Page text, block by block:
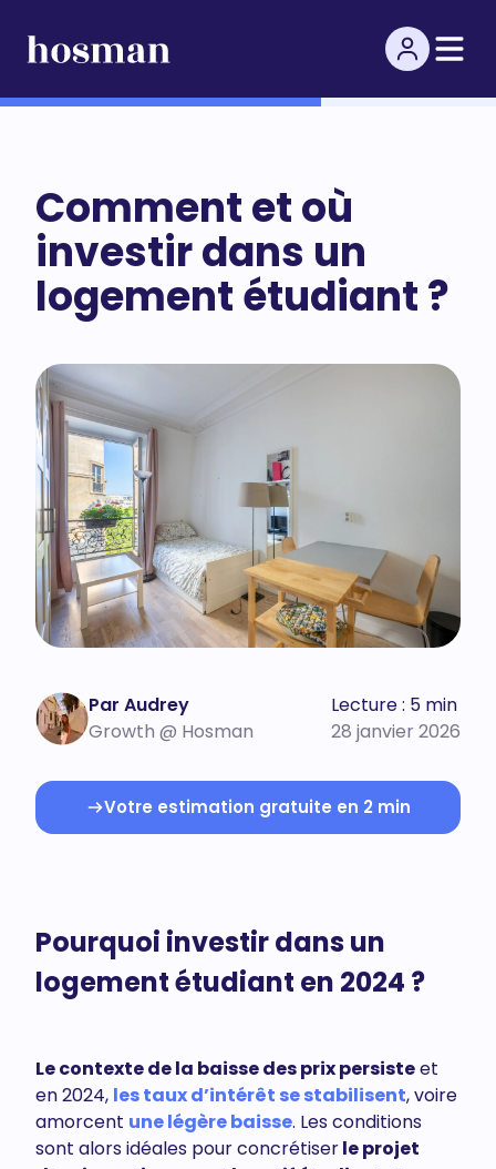
Comment et où
investir dans un
logement étudiant ?
Par Audrey
Growth @ Hosman
Lecture : 5 min
28 janvier 2026
Votre estimation gratuite en 2 min
Pourquoi investir dans un
logement étudiant en 2024 ?
Le contexte de la baisse des prix persisteet
en 2024, les taux d’intérêt se stabilisent, voire
amorcent une légère baisse. Les conditions
sont alors idéales pour concrétiserle projet